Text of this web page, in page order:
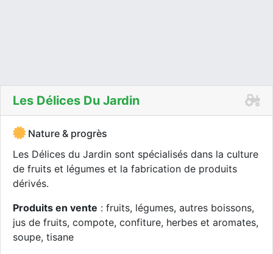
Les Délices Du Jardin
Nature & progrès
Les Délices du Jardin sont spécialisés dans la culture
de fruits et légumes et la fabrication de produits
dérivés.
Produits en vente : fruits, légumes, autres boissons,
jus de fruits, compote, confiture, herbes et aromates,
soupe, tisane